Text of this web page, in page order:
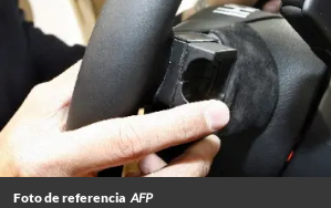
Foto de referencia AFP